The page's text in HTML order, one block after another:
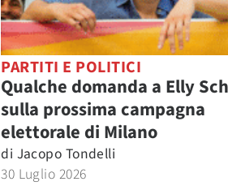
PARTITI E POLITICI
Qualche domanda a Elly
sulla prossima campagna
elettorale di Milano
di Jacopo Tondelli
30 Luglio 2026